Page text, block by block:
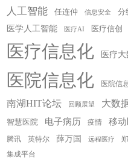
人工智能 任连仲 信息安全 分
医学人工智能 医疗AI 医疗信创
医疗信息化 医疗
医院信息化 医院信
南湖HIT论坛 回顾展望 大数
智慧医院 电子病历 疫情 移
腾讯
英特尔 薛万国 远程医疗
集成平台